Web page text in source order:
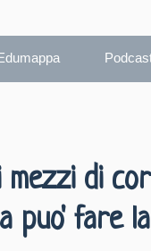
mezzi di
puo' fare